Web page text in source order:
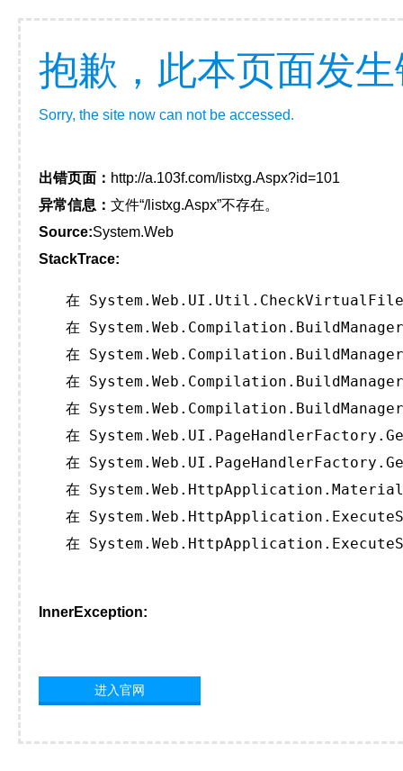
抱歉，此本页面发
Sorry, the site now can not be accessed.
出错页面： http://a.103f.com/listxg.Aspx?id=101
异常信息： 文件“/listxg.Aspx”不存在。
Source:System.Web
StackTrace:
在
在
在
在
在
在
在
在
在
在
InnerException:
进入官网